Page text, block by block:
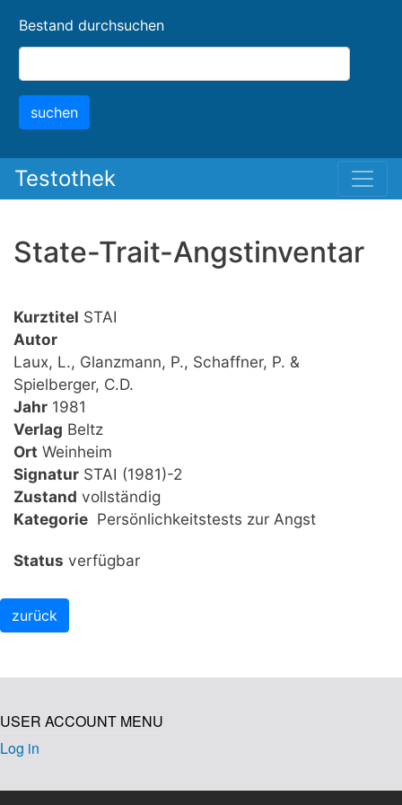
content
Bestand durchsuchen
suchen
Testothek
State-Trait-Angstinventar
Kurztitel STAI
Autor
Laux, L., Glanzmann, P., Schaffner, P. &
Spielberger, C.D.
Jahr 1981
Verlag Beltz
Ort Weinheim
Signatur STAI (1981)-2
Zustand vollständig
Kategorie Persönlichkeitstests zur Angst
Status verfügbar
USER ACCOUNT MENU
Log in